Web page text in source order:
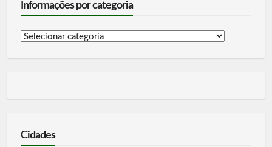
Informações por categoria
Informações
Cidades